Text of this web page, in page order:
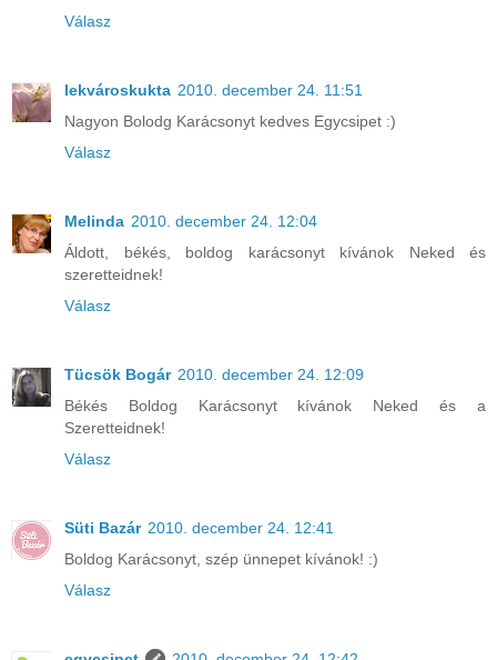
Válasz
lekvároskukta 2010. december 24. 11:51
Nagyon Bolodg Karácsonyt kedves Egycsipet :)
Válasz
Melinda 2010. december 24. 12:04
Áldott, békés, boldog karácsonyt kívánok Neked és
szeretteidnek!
Válasz
Tücsök Bogár 2010. december 24. 12:09
Békés Boldog Karácsonyt kívánok Neked és a
Szeretteidnek!
Válasz
Süti Bazár 2010. december 24. 12:41
Boldog Karácsonyt, szép ünnepet kívánok! :)
Válasz